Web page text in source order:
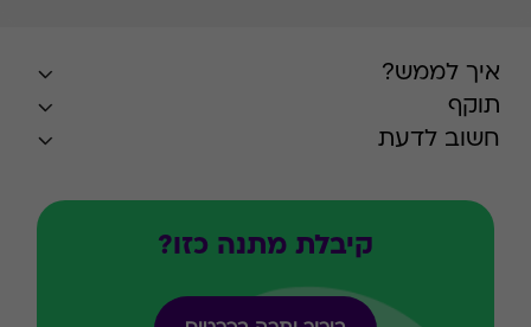
איך לממש?
תוקף
חשוב לדעת
קיבלת מתנה כזו?